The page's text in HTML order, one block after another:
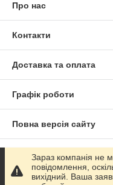
Про нас
Контакти
Доставка та оплата
Графік роботи
Повна версія сайту
Сайт створено на
Зараз компанія не
повідомлення,
вихідний. Ваша